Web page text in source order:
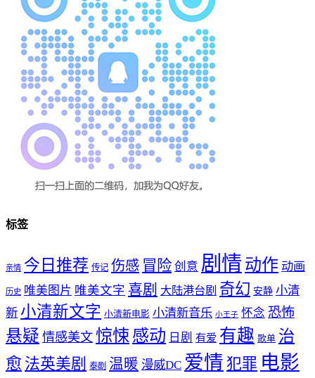
标签
亲情 今日推荐 传记 伤感 冒险 创意 剧情 动作 动画
历史 唯美图片 唯美文字 喜剧 大陆港台剧 奇幻 安静 小清
新 小清新文字 小清新电影 小清新音乐 小王子 怀念 恐怖
悬疑 情感美文 惊悚 感动 日剧 有爱 有趣 歌单 治
愈 法英美剧 泰剧 温暖 漫威DC 爱情 犯罪 电影